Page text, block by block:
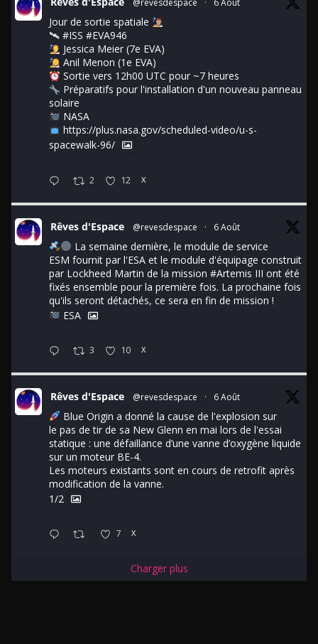
@revesdespace · 6 Août
Jour de sortie spatiale
🛰 #ISS #EVA946
Jessica Meier (7e EVA)
Anil Menon (1e EVA)
Sortie vers 12h00 UTC pour ~7 heures
Préparatifs pour l'installation d'un nouveau panneau
solaire
NASA
https://plus.nasa.gov/scheduled-video/u-s-
spacewalk-96/
2 12 X
Rêves d'Espace @revesdespace · 6 Août
La semaine dernière, le module de service
ESM fournit par l'ESA et le module d'équipage construit
par Lockheed Martin de la mission #Artemis III ont été
fixés ensemble pour la première fois. La prochaine fois
qu'ils seront détachés, ce sera en fin de mission !
ESA
3 10 X
Rêves d'Espace @revesdespace · 6 Août
Blue Origin a donné la cause de l'explosion sur
le pas de tir de sa New Glenn en mai lors de l'essai
statique : une défaillance d’une vanne d’oxygène liquide
sur un moteur BE-4.
Les moteurs existants sont en cours de retrofit après
modification de la vanne.
1/2
7 X
Charger plus